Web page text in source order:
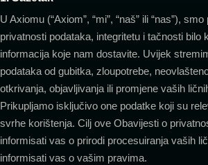
U Axiomu (“Axiom”, “mi”, “naš” ili “nas”),
privatnosti podataka, integritetu i tačnosti bilo
informacija koje nam dostavite. Uvijek
podataka od gubitka, zloupotrebe,
otkrivanja, objavljivanja ili promjene vaših
Prikupljamo isključivo one podatke koji su
svrhe korištenja. Cilj ove Obavijesti o
informisati vas o prirodi procesuiranja vaših
informisati vas o vašim pravima.